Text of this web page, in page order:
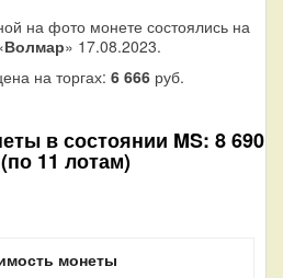
на фото монете состоялись на
Волмар» 17.08.2023.
на торгах: 6 666руб.
в состоянии MS: 8 690
11 лотам)
монеты